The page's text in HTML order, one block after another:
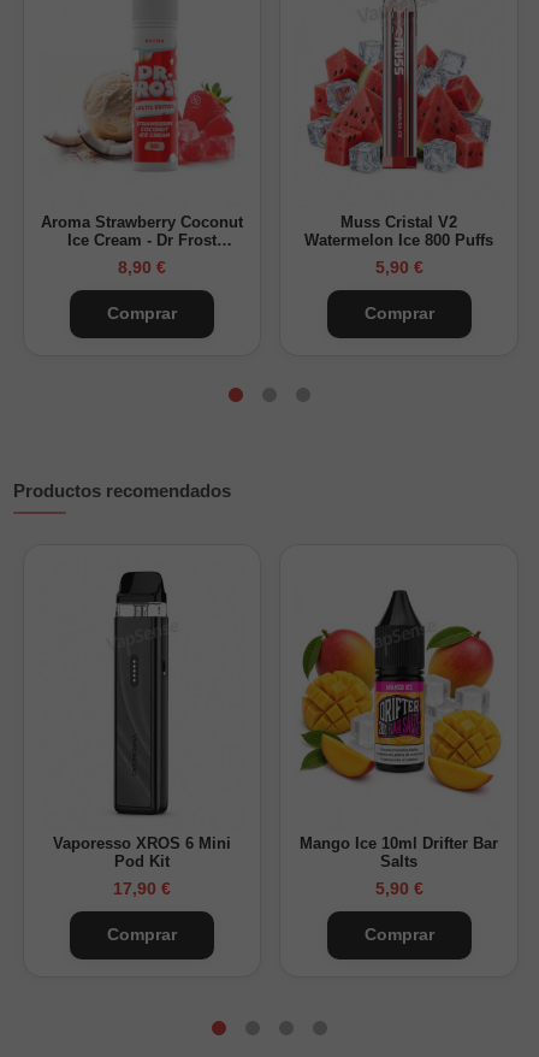
listo para vapear, sin recargas ni configuraciones
Una buena elección para quienes buscan un desechable
pequeño con un sabor afrutado, suave y tropical. Descubre
otros sabores de la gamaMübar Kuba 700y todos los
desechables Mübardisponibles en Vapsense.
Aroma Strawberry Coconut
Ice Cream - Dr Frost
Longfill
8,90 €
Comprar
Muss Cristal V2
Watermelon Ice 800 Puffs
5,90 €
Comprar
Productos recomendados
Vaporesso XROS 6 Mini
Pod Kit
17,90 €
Comprar
Mango Ice 10ml Drifter Bar
Salts
5,90 €
Comprar